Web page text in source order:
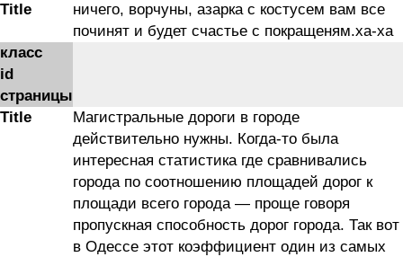
Title
ничего, ворчуны, азарка с костусем вам все
починят и будет счастье с покращеням.ха-ха
класс
id
страницы
Title
Магистральные дороги в городе
действительно нужны. Когда-то была
интересная статистика где сравнивались
города по соотношению площадей дорог к
площади всего города — проще говоря
пропускная способность дорог города. Так вот
в Одессе этот коэффициент один из самых